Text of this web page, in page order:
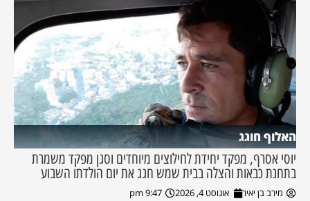
האלוף חוגג
יוסי אסרף, מפקד יחידת לחילוצים מיוחדים וסגן מפקד משמרת
בתחנת כבאות והצלה בבית שמש חגג את יום הולדתו השבוע
מירב בן יאיר אוגוסט 4, 2026 9:47 pm